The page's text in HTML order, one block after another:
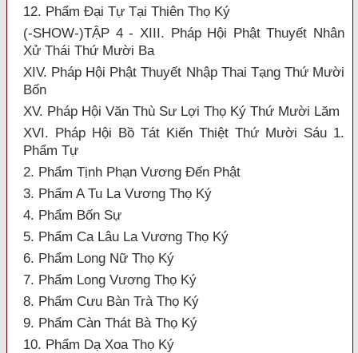
12. Phẩm Đại Tự Tại Thiên Thọ Ký
(-SHOW-)TẬP 4 - XIII. Pháp Hội Phật Thuyết Nhân
Xử Thái Thứ Mười Ba
XIV. Pháp Hội Phật Thuyết Nhập Thai Tạng Thứ Mười
Bốn
XV. Pháp Hội Văn Thù Sư Lợi Thọ Ký Thứ Mười Lăm
XVI. Pháp Hội Bồ Tát Kiến Thiệt Thứ Mười Sáu 1.
Phẩm Tự
2. Phẩm Tịnh Phạn Vương Đến Phật
3. Phẩm A Tu La Vương Thọ Ký
4. Phẩm Bốn Sự
5. Phẩm Ca Lâu La Vương Thọ Ký
6. Phẩm Long Nữ Thọ Ký
7. Phẩm Long Vương Thọ Ký
8. Phẩm Cưu Bàn Trà Thọ Ký
9. Phẩm Càn Thát Bà Thọ Ký
10. Phẩm Dạ Xoa Thọ Ký